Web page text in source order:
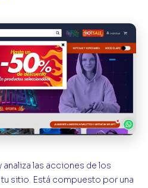
las acciones de los
sitio. Está compuesto por una